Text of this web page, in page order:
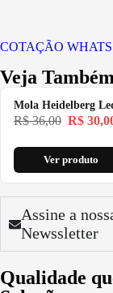
COTAÇÃO
Veja
Mola Heidelberg
R$36,00 R$
Ver produto
Assine a
Newssletter
Qualidade